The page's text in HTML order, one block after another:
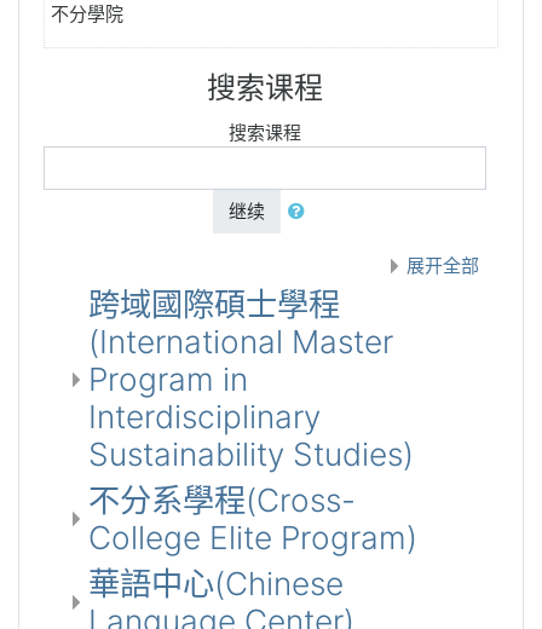
不分學院
搜索课程
搜索课程
继续
展开全部
跨域國際碩士學程
(International Master
Program in
Interdisciplinary
Sustainability Studies)
不分系學程(Cross-
College Elite Program)
華語中心(Chinese
Language Center)